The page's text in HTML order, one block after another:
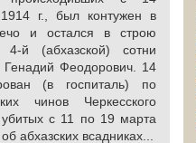
г., был контужен в
и остался в строю
4-й (абхазской) сотни
Генадий Феодорович. 14
(в госпиталь) по
чинов Черкесского
с 11 по 19 марта
абхазских всадниках...